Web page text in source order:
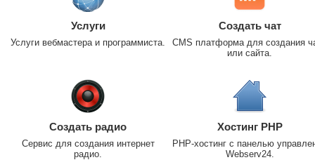
Услуги
Услуги вебмастера и программиста.
Создать чат
CMS платформа для создания
или сайта.
Создать радио
Сервис для создания интернет
радио.
Хостинг PHP
PHP-хостинг с панелью
Webserv24.